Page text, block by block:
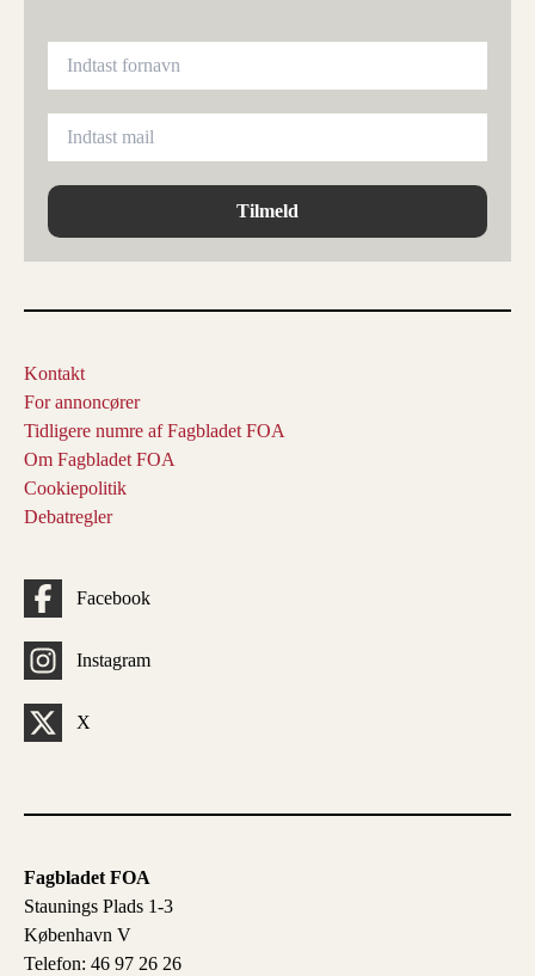
Tilmeld
Fagbladet FOA
Staunings Plads 1-3
København V
Telefon: 46 97 26 26
Kontakt
For annoncører
Tidligere numre af Fagbladet FOA
Om Fagbladet FOA
Cookiepolitik
Debatregler
Facebook
Instagram
X